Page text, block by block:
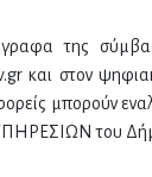
της
και στον
μπορούν
του